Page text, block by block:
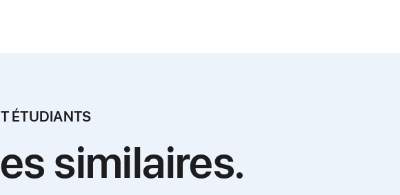
ÉTUDIANTS
similaires.